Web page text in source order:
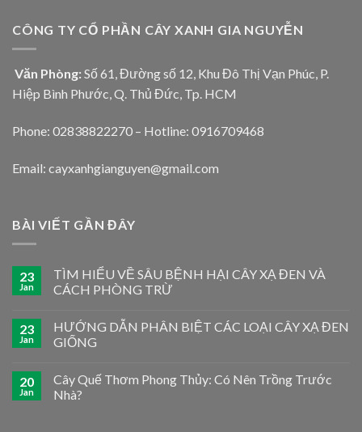
CÔNG TY CỔ PHẦN CÂY XANH GIA NGUYỄN
Văn Phòng: Số 61, Đường số 12, Khu Đô Thị Vạn Phúc, P.
Hiệp Bình Phước, Q. Thủ Đức, Tp. HCM
Phone: 02838822270 – Hotline: 0916709468
Email: cayxanhgianguyen@gmail.com
BÀI VIẾT GẦN ĐÂY
23
Jan
TÌM HIỂU VỀ SÂU BỆNH HẠI CÂY XẠ ĐEN VÀ
CÁCH PHÒNG TRỪ
23
Jan
HƯỚNG DẪN PHÂN BIỆT CÁC LOẠI CÂY XẠ ĐEN
GIỐNG
20
Jan
Cây Quế Thơm Phong Thủy: Có Nên Trồng Trước
Nhà?